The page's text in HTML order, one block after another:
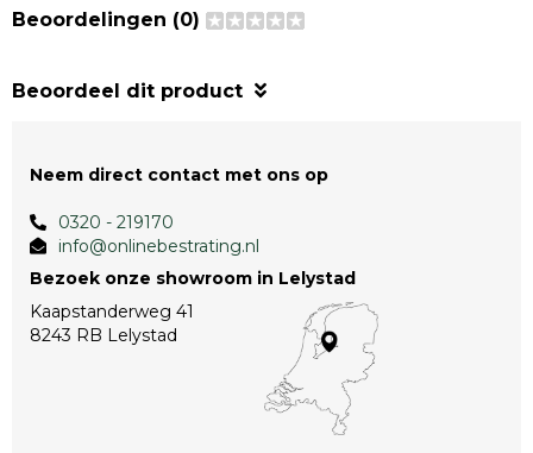
Beoordelingen (0)
Beoordeel dit product
Neem direct contact met ons op
0320 - 219170
info@onlinebestrating.nl
Bezoek onze showroom in Lelystad
Kaapstanderweg 41
8243 RB Lelystad